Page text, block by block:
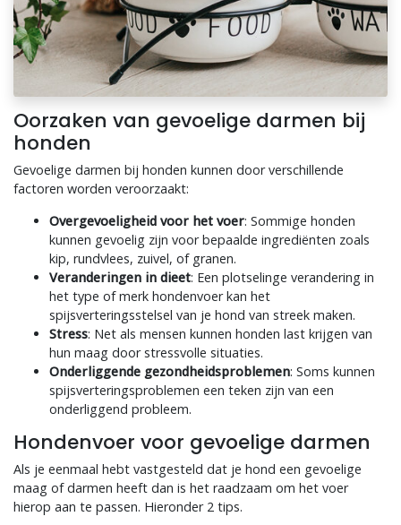
Oorzaken van gevoelige darmen bij
honden
Gevoelige darmen bij honden kunnen door verschillende
factoren worden veroorzaakt:
Overgevoeligheid voor het voer: Sommige honden
kunnen gevoelig zijn voor bepaalde ingrediënten zoals
kip, rundvlees, zuivel, of granen.
Veranderingen in dieet: Een plotselinge verandering in
het type of merk hondenvoer kan het
spijsverteringsstelsel van je hond van streek maken.
Stress: Net als mensen kunnen honden last krijgen van
hun maag door stressvolle situaties.
Onderliggende gezondheidsproblemen: Soms kunnen
spijsverteringsproblemen een teken zijn van een
onderliggend probleem.
Hondenvoer voor gevoelige darmen
Als je eenmaal hebt vastgesteld dat je hond een gevoelige
maag of darmen heeft dan is het raadzaam om het voer
hierop aan te passen. Hieronder 2 tips.